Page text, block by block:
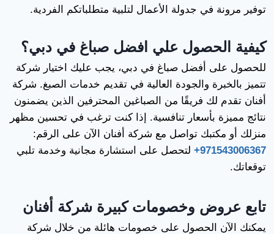
توفير مرونة في جدولة الأعمال لتلبية متطلباتكم الفردية.
كيفية الحصول علي افضل صباغ في دبي؟
للحصول على أفضل صباغ في دبي، يجب عليك اختيار شركة
تتميز بالخبرة والجودة العالية في تقديم خدمات الصبغ. شركة
أفنان تقدم لك فريقًا من الصباغين المحترفين الذين يضمنون
نتائج مميزة بأسعار تنافسية. إذا كنت ترغب في تحسين مظهر
منزلك أو مكتبك تواصل مع شركة أفنان الآن على الرقم:
971543006367+
لتحصل على استشارة مجانية وخدمة تلبي
توقعاتك.
تابع عروض وخصومات كبيرة شركة أفنان
يمكنك الآن الحصول على خصومات هائلة من خلال شركة